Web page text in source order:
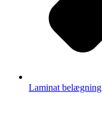
Laminat belægning